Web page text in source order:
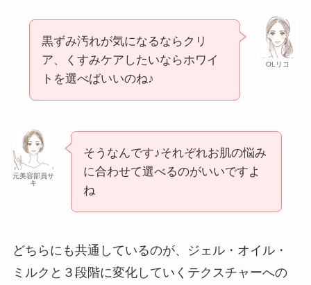
OLリコ
黒ずみ汚れが気になるならクリ
ア、くすみケアしたいならホワイ
トを選べばいいのね♪
元美容部員サ
キ
そうなんです♪それぞれお肌の悩み
に合わせて選べるのがいいですよ
ね
どちらにも共通しているのが、ジェル・オイル・
ミルクと３段階に変化していくテクスチャーへの